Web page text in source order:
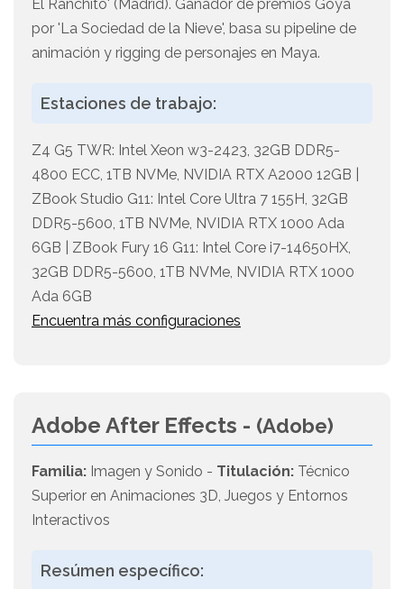
El Ranchito' (Madrid). Ganador de premios Goya
por 'La Sociedad de la Nieve', basa su pipeline de
animación y rigging de personajes en Maya.
Estaciones de trabajo:
Z4 G5 TWR: Intel Xeon w3-2423, 32GB DDR5-
4800 ECC, 1TB NVMe, NVIDIA RTX A2000 12GB |
ZBook Studio G11: Intel Core Ultra 7 155H, 32GB
DDR5-5600, 1TB NVMe, NVIDIA RTX 1000 Ada
6GB | ZBook Fury 16 G11: Intel Core i7-14650HX,
32GB DDR5-5600, 1TB NVMe, NVIDIA RTX 1000
Ada 6GB
Encuentra más configuraciones
Adobe After Effects - (Adobe)
Familia: Imagen y Sonido - Titulación: Técnico
Superior en Animaciones 3D, Juegos y Entornos
Interactivos
Resúmen específico: